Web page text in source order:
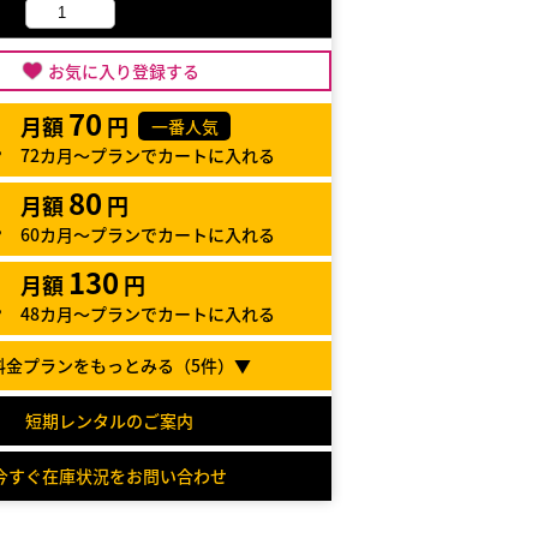
お気に入り登録する
月額 70 円
一番人気
72カ月～プランでカートに入れる
月額 80 円
60カ月～プランでカートに入れる
月額 130 円
48カ月～プランでカートに入れる
プランをもっとみる（5件）▼
短期レンタルのご案内
すぐ在庫状況をお問い合わせ